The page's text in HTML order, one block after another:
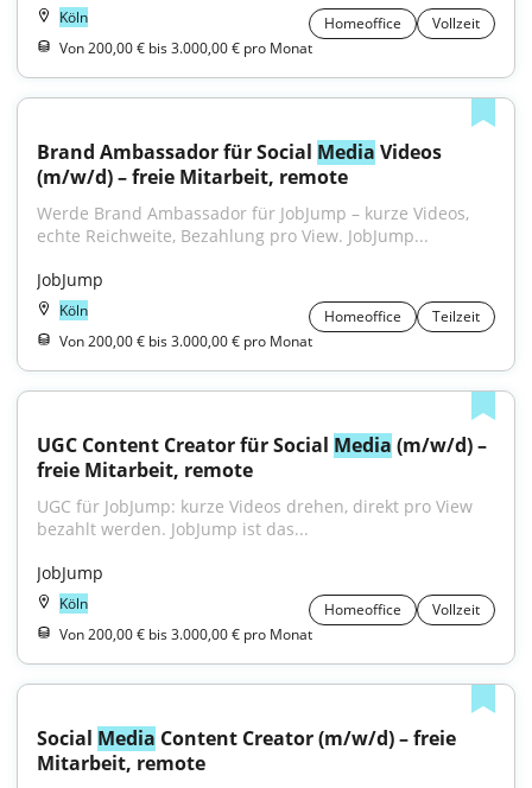
Köln Homeoffice
Vollzeit
Von 200,00 € bis 3.000,00 € pro Monat
Brand Ambassador für Social Media Videos
(m/w/d) – freie Mitarbeit, remote
Werde Brand Ambassador für JobJump – kurze Videos,
echte Reichweite, Bezahlung pro View. JobJump...
JobJump
Köln Homeoffice
Teilzeit
Von 200,00 € bis 3.000,00 € pro Monat
UGC Content Creator für Social Media (m/w/d) –
freie Mitarbeit, remote
UGC für JobJump: kurze Videos drehen, direkt pro View
bezahlt werden. JobJump ist das...
JobJump
Köln Homeoffice
Vollzeit
Von 200,00 € bis 3.000,00 € pro Monat
Social Media Content Creator (m/w/d) – freie
Mitarbeit, remote